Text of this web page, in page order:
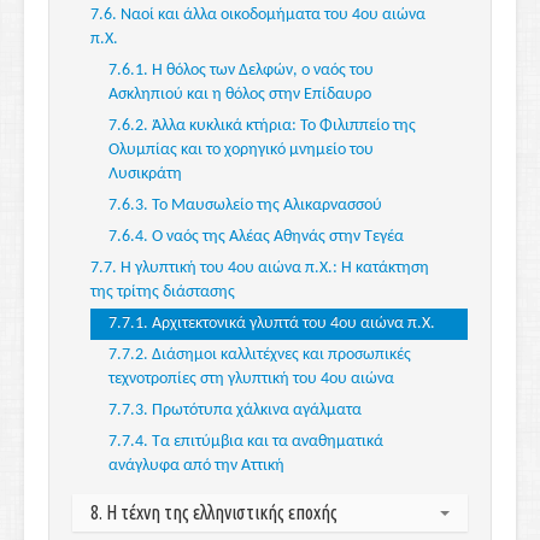
Αθήνας: Ο Μοσχοφόρος και ο «ιππέας Rampin»
3.3.8. Αναθήματα στο Ηραίο της Σάμου
3.3.9. Τρεις επιτύμβιοι κούροι από διαφορετικά
εργαστήρια
3.3.10. Δαιμονικές μορφές: Οι σφίγγες
3.3.11. Μια καινούργια φτερωτή θεά: Η Νίκη της
της Ήρας» στην Ολυμπία, το αέτωμα της Γοργούς
στην Κέρκυρα, οι μετόπες του μονοπτέρου των
Σικυωνίων στους Δελφούς
3.3.13. Μαρμάρινα και πώρινα αετώματα από
την Ακρόπολη της Αθήνας
3.4. Η τέχνη της υστεροαρχαϊκής εποχής
3.4.1. Η αρχή του ερυθρόμορφου ρυθμού
3.4.2. Οι πρωτοπόροι του ερυθρόμορφου
ρυθμού και οι μαθητές τους
3.4.4. Ναοί και θησαυροί της υστεροαρχαϊκής
6.4.2. Η επίδραση της αττικής πλαστικής εκτός
Ελλάδας: Λυκία και Φοινίκη
7.6. Ναοί και άλλα οικοδομήματα του 4ου αιώνα
π.Χ.
7.6.1. Η θόλος των Δελφών, ο ναός του
Ασκληπιού και η θόλος στην Επίδαυρο
7.6.2. Άλλα κυκλικά κτήρια: Το Φιλιππείο της
Ολυμπίας και το χορηγικό μνημείο του
Λυσικράτη
7.6.3. Το Μαυσωλείο της Αλικαρνασσού
7.6.4. Ο ναός της Αλέας Αθηνάς στην Τεγέα
7.7. Η γλυπτική του 4ου αιώνα π.Χ.: Η κατάκτηση
της τρίτης διάστασης
7.7.1. Αρχιτεκτονικά γλυπτά του 4ου αιώνα π.Χ.
7.7.2. Διάσημοι καλλιτέχνες και προσωπικές
τεχνοτροπίες στη γλυπτική του 4ου αιώνα
7.7.3. Πρωτότυπα χάλκινα αγάλματα
7.7.4. Τα επιτύμβια και τα αναθηματικά
ανάγλυφα από την Αττική
8. Η τέχνη της ελληνιστικής εποχής